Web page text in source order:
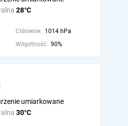
28°C
Ciśnienie: 1014 hPa
Wilgotność: 90%
30°C
umiarkowane